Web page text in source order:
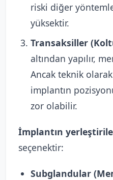
riski diğer
yüksektir.
Transaksiller
altından yapılır,
Ancak teknik
implantın
zor olabilir.
İmplantın
seçenektir:
Subglandular